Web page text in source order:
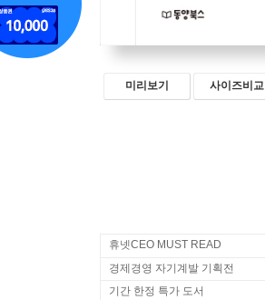
미리보기 사이즈비교
휴넷CEO MUST READ
경제경영 자기계발 기획전
기간 한정 특가 도서